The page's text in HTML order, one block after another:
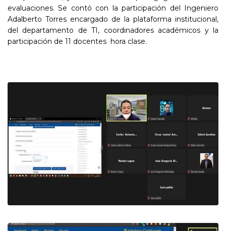
evaluaciones. Se contó con la participación del Ingeniero
Adalberto Torres encargado de la plataforma institucional,
del departamento de TI, coordinadores académicos y la
participación de 11 docentes hora clase.